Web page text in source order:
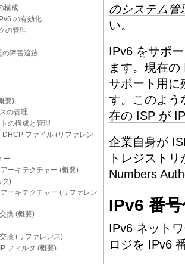
構成
の有効化
の管理
障害追跡
要)
の管理
の構成と管理
ファイル (リファレン
ー
ーキテクチャー (概要)
ク)
ーキテクチャー (リファレン
換 (概要)
換 (リファレンス)
フィルタ (概要)
のシステム管
い。
IPv6 をサポ
ます。現在
サポート用に
す。このよう
在の ISP が
企業自身が
トレジスト
Numbers
IPv6 番
IPv6 ネット
ロジを IPv6